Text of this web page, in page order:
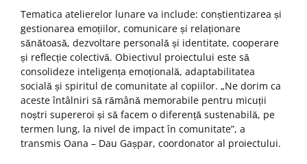
Tematica atelierelor lunare va include: conștientizarea și
gestionarea emoțiilor, comunicare și relaționare
sănătoasă, dezvoltare personală și identitate, cooperare
și reflecție colectivă. Obiectivul proiectului este să
consolideze inteligența emoțională, adaptabilitatea
socială și spiritul de comunitate al copiilor. „Ne dorim ca
aceste întâlniri să rămână memorabile pentru micuții
noștri supereroi și să facem o diferență sustenabilă, pe
termen lung, la nivel de impact în comunitate”, a
transmis Oana – Dau Gașpar, coordonator al proiectului.